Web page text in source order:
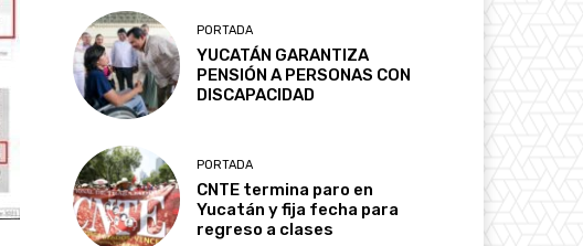
PORTADA
YUCATÁN GARANTIZA
PENSIÓN A PERSONAS CON
DISCAPACIDAD
PORTADA
CNTE termina paro en
Yucatán y fija fecha para
regreso a clases